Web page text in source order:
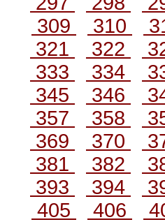
309
310
321
322
333
334
345
346
357
358
369
370
381
382
393
394
405
406